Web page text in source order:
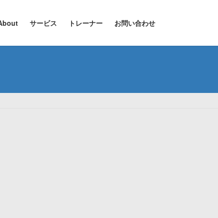
サービス トレーナー お問い合わせ